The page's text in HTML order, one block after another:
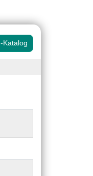
Katalog